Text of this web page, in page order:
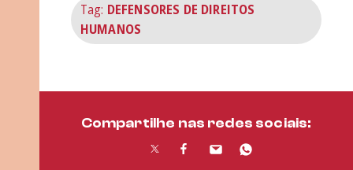
Tag: DEFENSORES DE DIREITOS
HUMANOS
Compartilhe nas redes sociais: